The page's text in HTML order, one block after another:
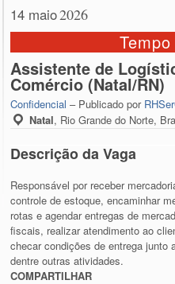
14 maio2026
Assistente de
Comércio (Natal/RN)
Confidencial – Publicado por
Natal, Rio Grande do Norte,
Descrição da Vaga
Responsável por receber
controle de estoque, encaminhar
rotas e agendar entregas de
fiscais, realizar atendimento ao
checar condições de entrega junto
dentre outras atividades.
COMPARTILHAR